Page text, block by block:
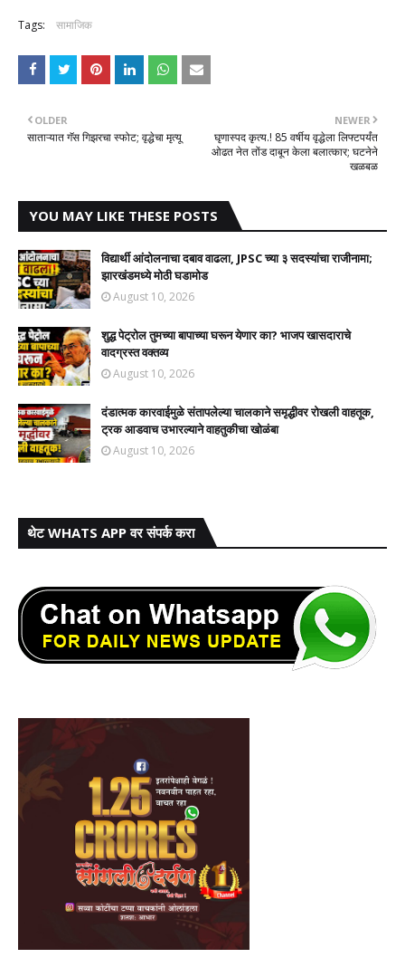
Tags: सामाजिक
NEWER
घृणास्पद कृत्य.! 85 वर्षीय वृद्धेला लिफ्टपर्यंत
ओढत नेत तोंड दाबून केला बलात्कार; घटनेने
खळबळ
OLDER
साताऱ्यात गॅस गिझरचा स्फोट; वृद्धेचा मृत्यू
YOU MAY LIKE THESE POSTS
विद्यार्थी आंदोलनाचा दबाव वाढला, JPSC च्या ३ सदस्यांचा राजीनामा;
झारखंडमध्ये मोठी घडामोड
August 10, 2026
शुद्ध पेट्रोल तुमच्या बापाच्या घरून येणार का? भाजप खासदाराचे
वादग्रस्त वक्तव्य
August 10, 2026
दंडात्मक कारवाईमुळे संतापलेल्या चालकाने समृद्धीवर रोखली वाहतूक,
ट्रक आडवाच उभारल्याने वाहतुकीचा खोळंबा
August 10, 2026
थेट WHATS APP वर संपर्क करा